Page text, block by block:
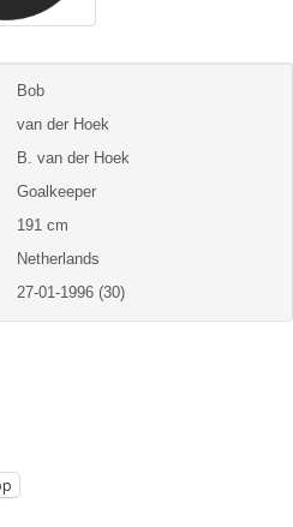
Bob
van der Hoek
B. van der Hoek
Goalkeeper
191 cm
Netherlands
27-01-1996 (30)